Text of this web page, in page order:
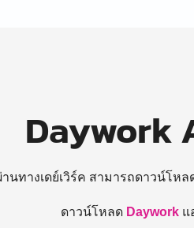
Daywork
นทางเดย์เวิร์ค สามารถดาวน์โห
ดาวน์โหลด Daywork แ